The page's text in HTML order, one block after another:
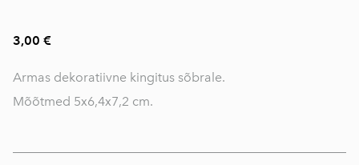
3,00 €
Armas dekoratiivne kingitus sõbrale.
Mõõtmed 5x6,4x7,2 cm.